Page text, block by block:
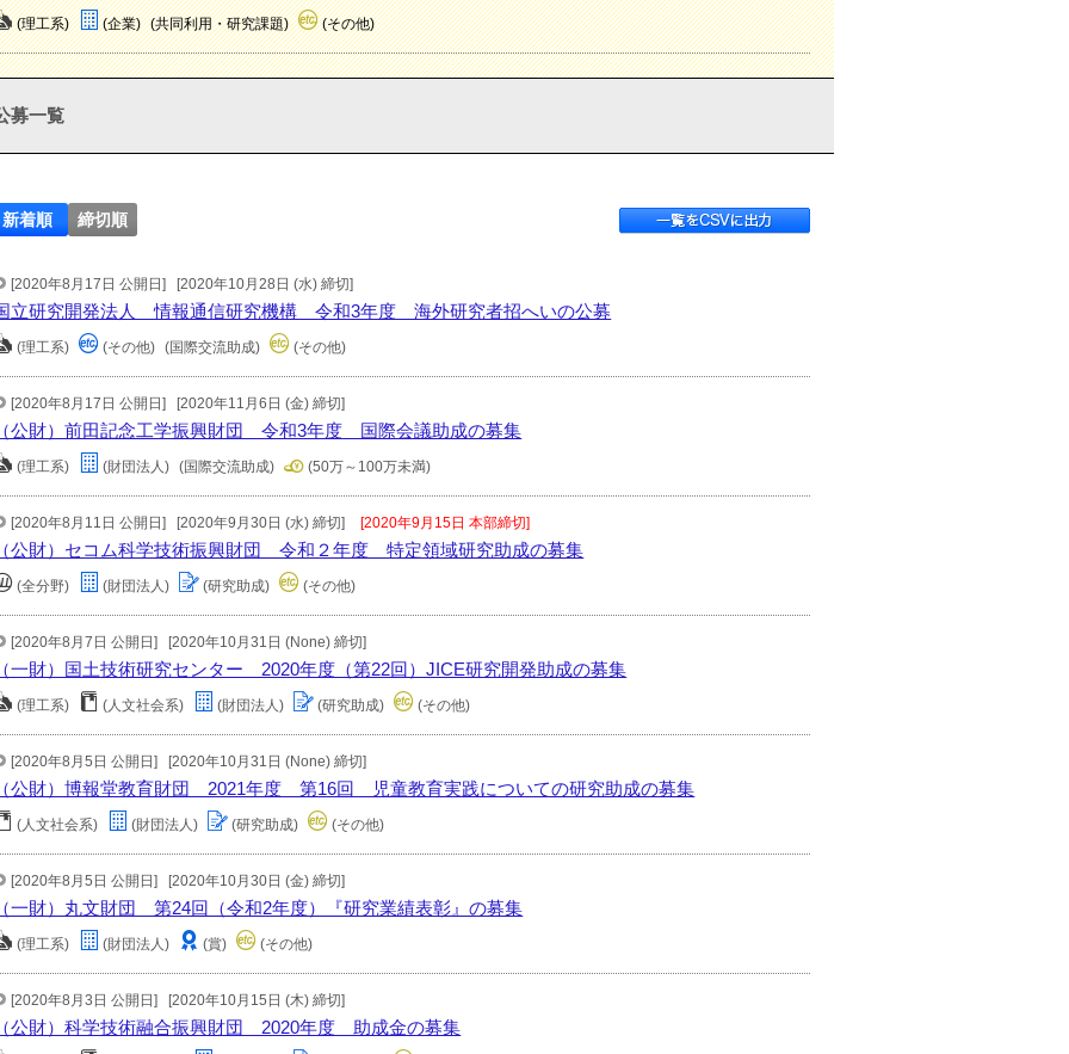
(理工系) (企業) (共同利用・研究課題) (その他)
募一覧
新着順 締切順
[2020年8月17日 公開日] [2020年10月28日 (水) 締切]
立研究開発法人 情報通信研究機構 令和3年度 海外研究者招へいの公募
(理工系) (その他) (国際交流助成) (その他)
[2020年8月17日 公開日] [2020年11月6日 (金) 締切]
（公財）前田記念工学振興財団 令和3年度 国際会議助成の募集
(理工系) (財団法人) (国際交流助成) (50万～100万未満)
[2020年8月11日 公開日] [2020年9月30日 (水) 締切] [2020年9月15日 本部締切]
（公財）セコム科学技術振興財団 令和２年度 特定領域研究助成の募集
(全分野) (財団法人) (研究助成) (その他)
[2020年8月7日 公開日] [2020年10月31日 (None) 締切]
（一財）国土技術研究センター 2020年度（第22回）JICE研究開発助成の募集
(理工系) (人文社会系) (財団法人) (研究助成) (その他)
[2020年8月5日 公開日] [2020年10月31日 (None) 締切]
（公財）博報堂教育財団 2021年度 第16回 児童教育実践についての研究助成の募集
(人文社会系) (財団法人) (研究助成) (その他)
[2020年8月5日 公開日] [2020年10月30日 (金) 締切]
（一財）丸文財団 第24回（令和2年度）『研究業績表彰』の募集
(理工系) (財団法人) (賞) (その他)
[2020年8月3日 公開日] [2020年10月15日 (木) 締切]
（公財）科学技術融合振興財団 2020年度 助成金の募集